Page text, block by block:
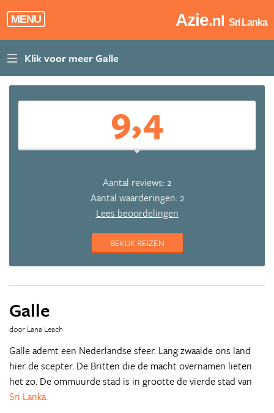
MENU Azie.nl Sri Lanka
9,4
Aantal reviews: 2
Aantal waarderingen: 2
Lees beoordelingen
BEKIJK REIZEN
Galle
door Lana Leach
Galle ademt een Nederlandse sfeer. Lang zwaaide ons land
hier de scepter. De Britten die de macht overnamen lieten
het zo. De ommuurde stad is in grootte de vierde stad van
Sri Lanka.